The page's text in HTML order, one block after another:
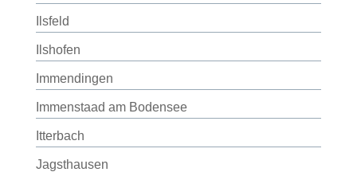
Ilsfeld
Ilshofen
Immendingen
Immenstaad am Bodensee
Itterbach
Jagsthausen